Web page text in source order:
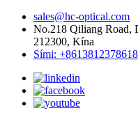
sales@hc-optical.com
No.218 Qiliang Road,
212300, Kína
Sími: +8613812378618